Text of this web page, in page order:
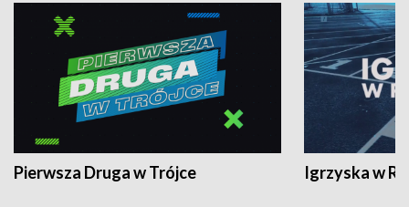
Pierwsza Druga w Trójce Igrzyska w